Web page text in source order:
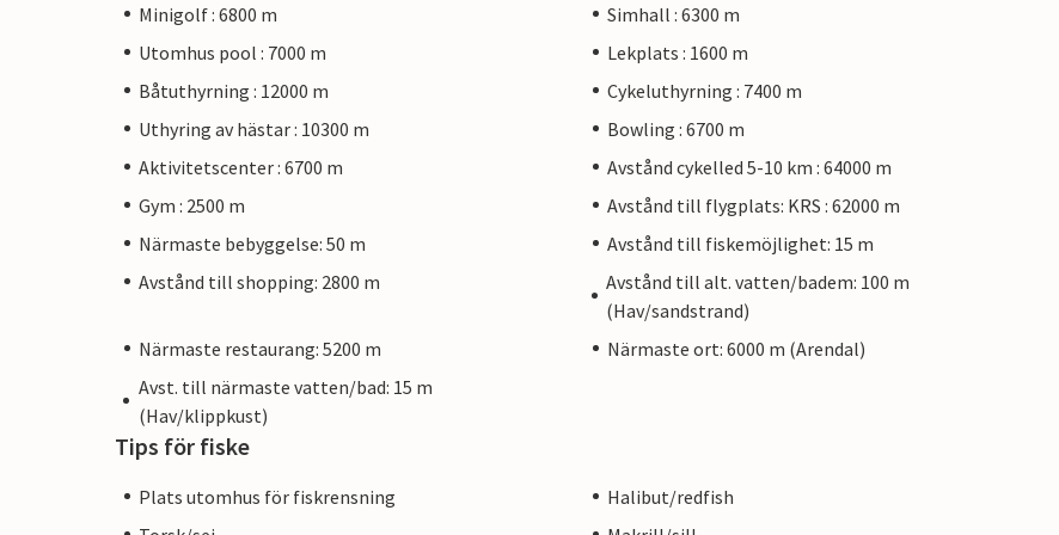
Minigolf : 6800 m
Simhall : 6300 m
Utomhus pool : 7000 m
Lekplats : 1600 m
Båtuthyrning : 12000 m
Cykeluthyrning : 7400 m
Uthyring av hästar : 10300 m
Bowling : 6700 m
Aktivitetscenter : 6700 m
Avstånd cykelled 5-10 km : 64000 m
Gym : 2500 m
Avstånd till flygplats: KRS : 62000 m
Närmaste bebyggelse: 50 m
Avstånd till fiskemöjlighet: 15 m
Avstånd till shopping: 2800 m
Avstånd till alt. vatten/badem: 100 m
(Hav/sandstrand)
Närmaste restaurang: 5200 m
Närmaste ort: 6000 m (Arendal)
Avst. till närmaste vatten/bad: 15 m
(Hav/klippkust)
Tips för fiske
Plats utomhus för fiskrensning
Halibut/redfish